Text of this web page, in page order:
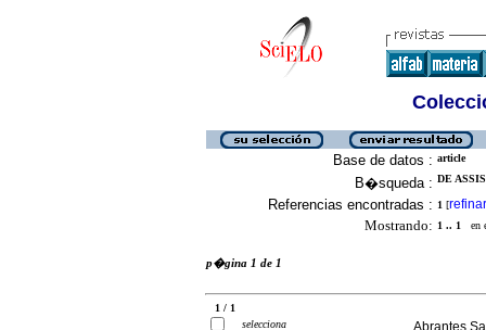
Base de datos : article
B�squeda : DE
Referencias encontradas : 1 [refinar
Mostrando: 1 .. 1 en
p�gina 1 de 1
1 / 1
selecciona
Abrantes